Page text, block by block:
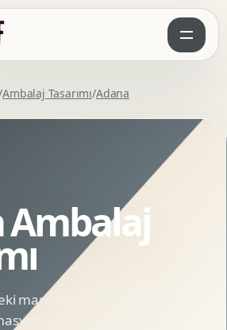
Ambalaj Tasarımı/Adana
Ambalaj
markalar için SEO uyumlu,
Ambalaj Tasarımı